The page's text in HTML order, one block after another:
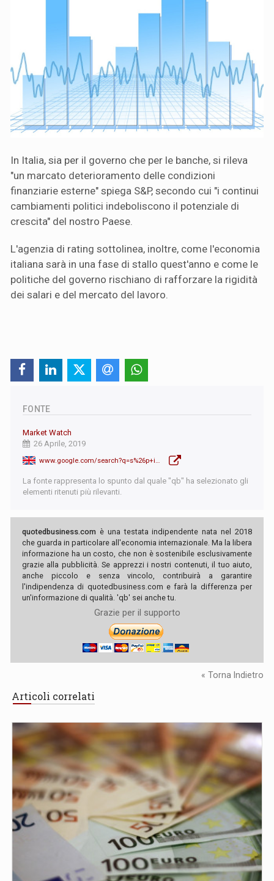
In Italia, sia per il governo che per le banche, si rileva
"un marcato deterioramento delle condizioni
finanziarie esterne" spiega S&P, secondo cui "i continui
cambiamenti politici indeboliscono il potenziale di
crescita" del nostro Paese.
L'agenzia di rating sottolinea, inoltre, come l'economia
italiana sarà in una fase di stallo quest'anno e come le
politiche del governo rischiano di rafforzare la rigidità
dei salari e del mercato del lavoro.
FONTE
Market Watch
26 Aprile, 2019
www.google.com/search?q=s%26p+italy&safe=active&source=lnms&tbm=nws&sa=X&ved=0ahUKEwiO2vmRu-_hAhWHsaQKHXddALQQ_AUIDigB&biw=1411&bih=719
La fonte rappresenta lo spunto dal quale "qb" ha selezionato gli
elementi ritenuti più rilevanti.
quotedbusiness.com è una testata indipendente nata nel 2018
che guarda in particolare all'economia internazionale. Ma la libera
informazione ha un costo, che non è sostenibile esclusivamente
grazie alla pubblicità. Se apprezzi i nostri contenuti, il tuo aiuto,
anche piccolo e senza vincolo, contribuirà a garantire
l'indipendenza di quotedbusiness.com e farà la differenza per
un'informazione di qualità. 'qb' sei anche tu.
Grazie per il supporto
« Torna Indietro
Articoli correlati